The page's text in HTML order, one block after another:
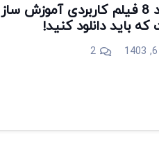
دانلود 8 فیلم کاربردی آموزش ساز
که باید دانلود کنید!
2دیدگاه